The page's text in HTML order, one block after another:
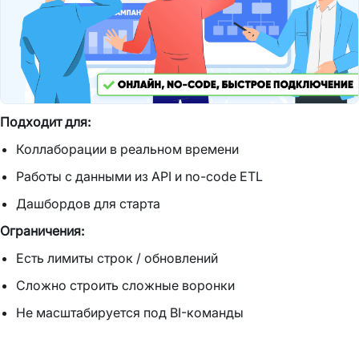
Подходит для:
Коллаборации в реальном времени
Работы с данными из API и no-code ETL
Дашбордов для старта
Ограничения:
Есть лимиты строк / обновлений
Сложно строить сложные воронки
Не масштабируется под BI-команды